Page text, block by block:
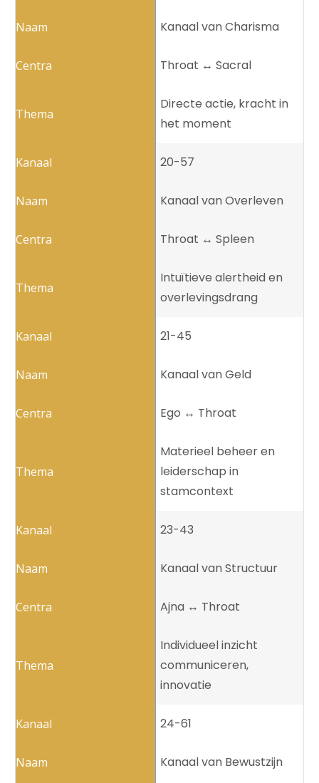
Kanaal van Charisma
Throat ↔️ Sacral
Directe actie, kracht in
het moment
20-57
Kanaal van Overleven
Throat ↔️ Spleen
Intuïtieve alertheid en
overlevingsdrang
21-45
Kanaal van Geld
Ego ↔️ Throat
Materieel beheer en
leiderschap in
stamcontext
23-43
Kanaal van Structuur
Ajna ↔️ Throat
Individueel inzicht
communiceren,
innovatie
24-61
Kanaal van Bewustzijn